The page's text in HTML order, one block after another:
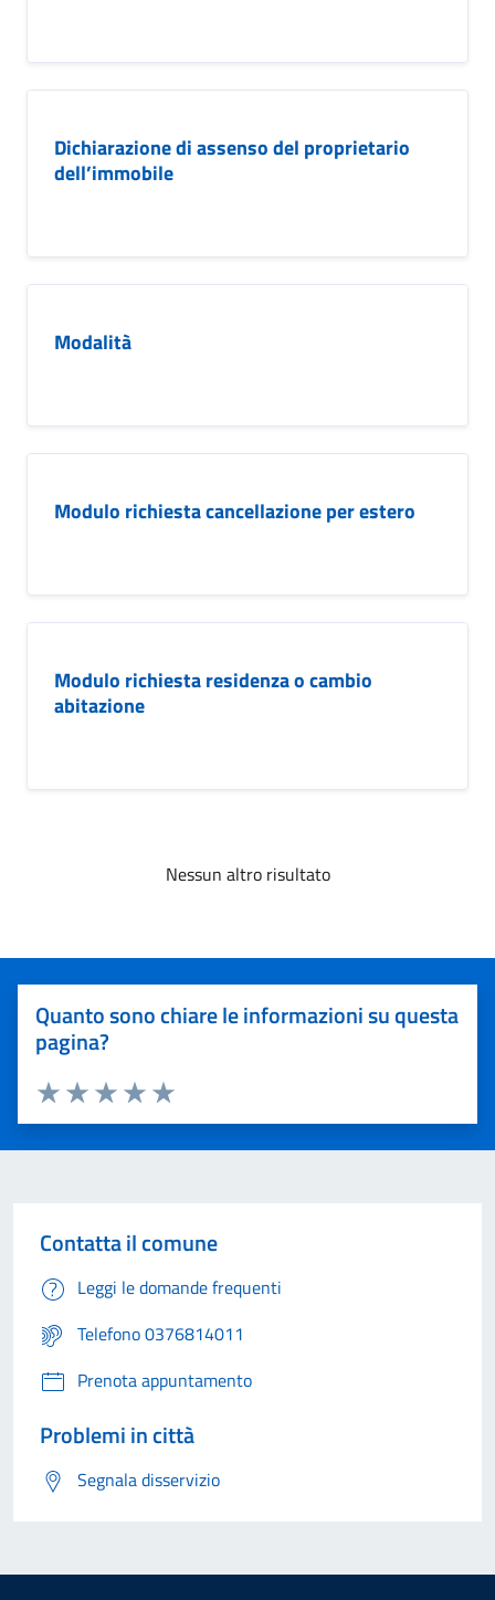
Dichiarazione di assenso del proprietario
dell’immobile
Modalità
Modulo richiesta cancellazione per estero
Modulo richiesta residenza o cambio
abitazione
Nessun altro risultato
Quanto sono chiare le informazioni su questa
pagina?
Valuta 5 stelle su 5
Valuta 4 stelle su 5
Valuta 3 stelle su 5
Valuta 2 stelle su 5
Valuta 1 stelle su 5
Contatta il comune
Leggi le domande frequenti
Telefono 0376814011
Prenota appuntamento
Problemi in città
Segnala disservizio